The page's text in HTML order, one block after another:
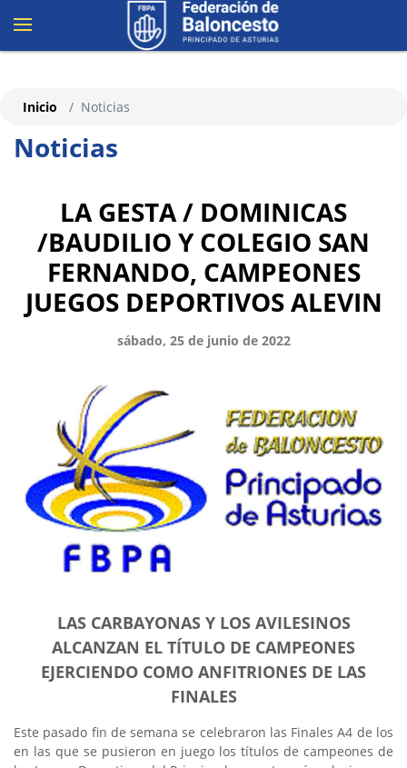
Noticias
Inicio Noticias
LA GESTA / DOMINICAS
/BAUDILIO Y COLEGIO SAN
FERNANDO, CAMPEONES
JUEGOS DEPORTIVOS ALEVIN
sábado, 25 de junio de 2022
LAS CARBAYONAS Y LOS AVILESINOS
ALCANZAN EL TÍTULO DE CAMPEONES
EJERCIENDO COMO ANFITRIONES DE LAS
FINALES
Este pasado fin de semana se celebraron las Finales A4 de los
en las que se pusieron en juego los títulos de campeones de